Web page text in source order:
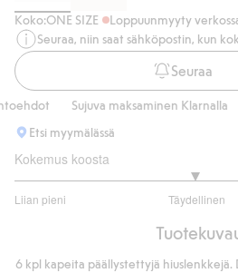
Koko:ONE SIZE
Loppuunmyyty
Seuraa, niin saat sähköpostin, kun
Seuraa
Sujuva maksaminen Klarnalla
Etsi myymälässä
Kokemus koosta
Liian pieni Täydellinen
/
ääneen
6 kpl kapeita päällystettyjä hiuslenkkejä.